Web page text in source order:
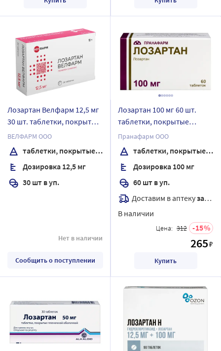
Лозартан Велфарм 12,5 мг
30 шт. таблетки, покрытые
пленочной оболочкой
ВЕЛФАРМ ООО
таблетки, покрытые пленочной оболочкой
Дозировка 12,5 мг
30 шт в уп.
Нет в наличии
Сообщить о поступлении
Лозартан 100 мг 60 шт.
таблетки, покрытые
пленочной оболочкой
Пранафарм ООО
таблетки, покрытые пленочной оболочкой
Дозировка 100 мг
60 шт в уп.
Доставим в аптекузавтра
В наличии
Цена: 312 15
265₽
Купить